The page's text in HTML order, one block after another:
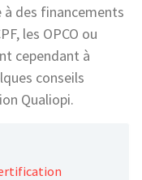
à des financements
les OPCO ou
cependant à
conseils
Qualiopi.